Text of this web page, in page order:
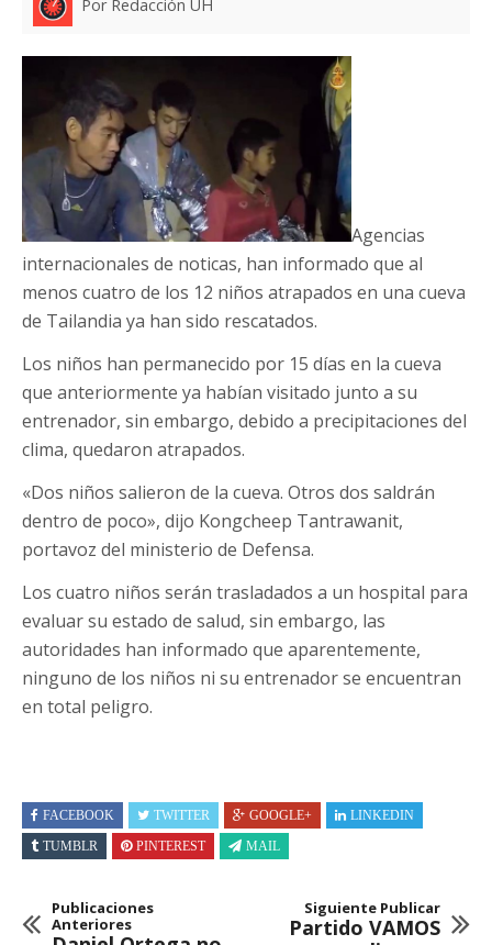
Por Redacción UH
Agencias
internacionales de noticas, han informado que al
menos cuatro de los 12 niños atrapados en una cueva
de Tailandia ya han sido rescatados.
Los niños han permanecido por 15 días en la cueva
que anteriormente ya habían visitado junto a su
entrenador, sin embargo, debido a precipitaciones del
clima, quedaron atrapados.
«Dos niños salieron de la cueva. Otros dos saldrán
dentro de poco», dijo Kongcheep Tantrawanit,
portavoz del ministerio de Defensa.
Los cuatro niños serán trasladados a un hospital para
evaluar su estado de salud, sin embargo, las
autoridades han informado que aparentemente,
ninguno de los niños ni su entrenador se encuentran
en total peligro.
FACEBOOK TWITTER GOOGLE+
LINKEDIN
TUMBLR
PINTEREST MAIL
Publicaciones
Anteriores
Siguiente Publicar
Partido VAMOS